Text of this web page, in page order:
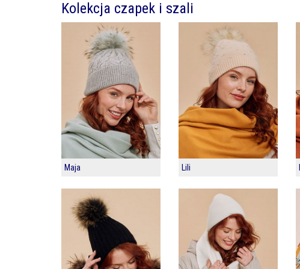
Kolekcja czapek i szali
Maja Lili